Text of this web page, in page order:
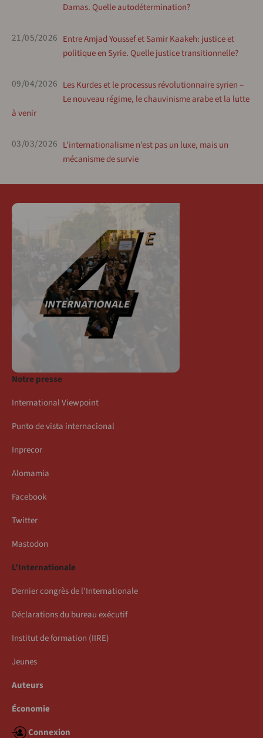
Damas. Quelle autodétermination?
21/05/2026 Entre Amjad Youssef et Samir Kaakeh: justice et
politique en Syrie. Quelle justice transitionnelle?
09/04/2026 Les Kurdes et le processus révolutionnaire syrien –
Le nouveau régime, le chauvinisme arabe et la lutte
à venir
03/03/2026 L’internationalisme n’est pas un luxe, mais un
mécanisme de survie
Notre presse
International Viewpoint
Punto de vista internacional
Inprecor
Alomamia
Facebook
Twitter
Mastodon
L’Internationale
Dernier congrès de l’Internationale
Déclarations du bureau exécutif
Institut de formation (IIRE)
Jeunes
Auteurs
Économie
Connexion